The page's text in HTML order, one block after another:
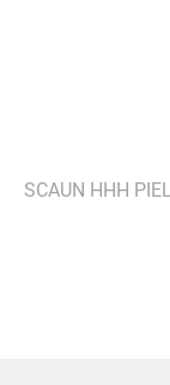
SCAUN HHH